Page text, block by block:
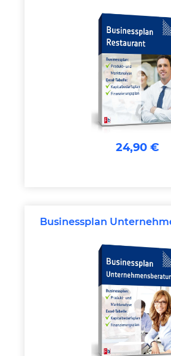
24,90 €
Businessplan